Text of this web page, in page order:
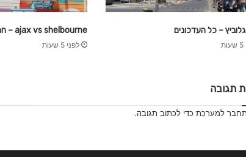
– כל העדכונים ajax vs shelbourne – חם ברשת
לפני 5 שעות
תגובה
למערכת כדי לכתוב תגובה.